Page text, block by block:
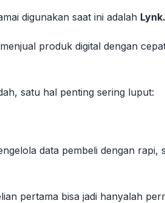
digunakan saat ini adalah
produk digital dengan
satu hal penting sering luput:
data pembeli dengan rapi,
pertama bisa jadi hanyalah